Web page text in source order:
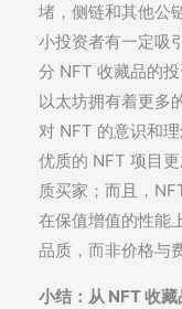
堵，侧链和其他公
小投资者有一定吸
分 NFT 收藏品的
以太坊拥有着更多
对 NFT 的意识和
优质的 NFT 项目
质买家；而且，
在保值增值的性能
品质，而非价格与
小结：从 NFT 收